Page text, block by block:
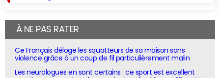
À NE PAS RATER
Ce Français déloge les squatteurs de sa maison sans
violence grâce à un coup de fil particulièrement malin
Les neurologues en sont certains : ce sport est excellent